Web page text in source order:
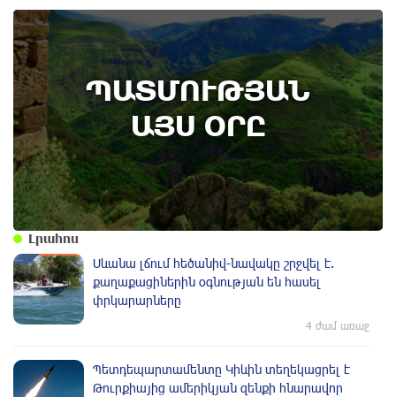
ՊԱՏՄՈՒԹՅԱՆ
ԱՅՍ ՕՐԸ
9th of August
Անտառային հրդեհներից պաշտպանության
օր. պատմության այս օրը (9 օգոստոս)
Լրահոս
Սևանա լճում հեծանիվ-նավակը շրջվել է.
քաղաքացիներին օգնության են հասել
փրկարարները
4 ժամ առաջ
Պետդեպարտամենտը Կիևին տեղեկացրել է
Թուրքիայից ամերիկյան զենքի հնարավոր